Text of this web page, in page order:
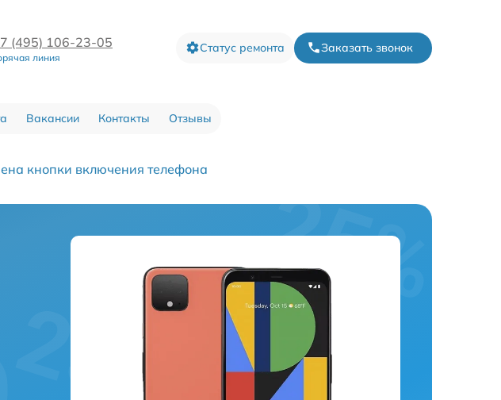
(495) 106-23-05
линия
Статус ремонта Заказать звонок
Вакансии Контакты Отзывы
кнопки включения телефона